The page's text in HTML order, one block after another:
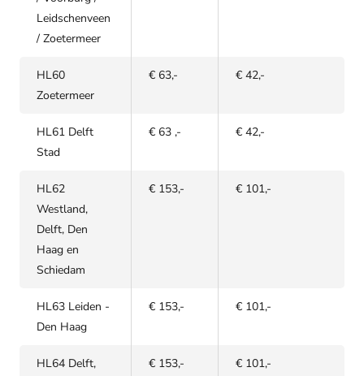
Leidschenveen
/ Zoetermeer
HL60
Zoetermeer
€ 63,- € 42,-
HL61 Delft
Stad
€ 63 ,- € 42,-
HL62
Westland,
Delft, Den
Haag en
Schiedam
€ 153,- € 101,-
HL63 Leiden -
Den Haag
€ 153,- € 101,-
HL64 Delft,
€ 153,- € 101,-